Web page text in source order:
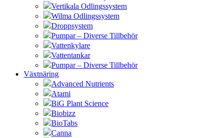
Vertikala Odlingssystem
Wilma Odlingssystem
Droppsystem
Pumpar – Diverse Tillbehör
Vattenkylare
Vattentankar
Pumpar – Diverse Tillbehör
Växtnäring
Advanced Nutrients
Atami
BiG Plant Science
Biobizz
BioTabs
Canna